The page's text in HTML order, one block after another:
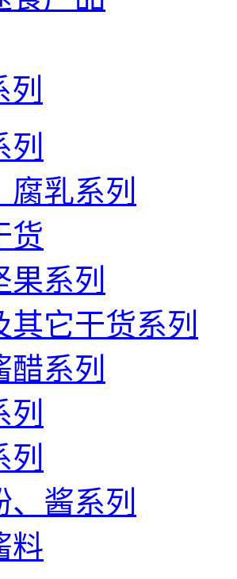
腐乳系列
货
果系列
其它干货系列
醋系列
、酱系列
料